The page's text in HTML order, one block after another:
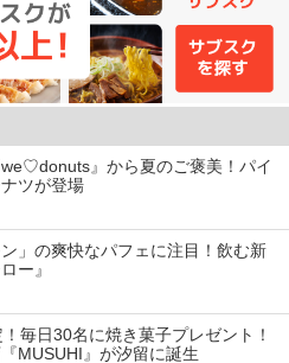
』から夏のご褒美！パイ
ツが登場
」の爽快なパフェに注目！飲む新
ー』
毎日30名に焼き菓子プレゼント！
MUSUHI』が汐留に誕生